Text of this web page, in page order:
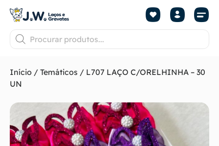
Início / Temáticos / L707 LAÇO C/ORELHINHA – 30
UN